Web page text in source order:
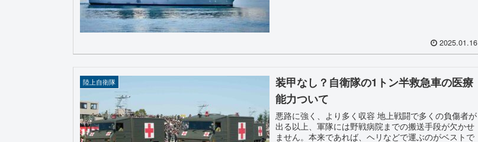
2025.01.16
陸上自衛隊
装甲なし？自衛隊の1トン半救急車の医療
能力ついて
悪路に強く、より多く収容 地上戦闘で多くの負傷者が
出る以上、軍隊には野戦病院までの搬送手段が欠かせ
ません。本来であれば、ヘリなどで運ぶのがベストで